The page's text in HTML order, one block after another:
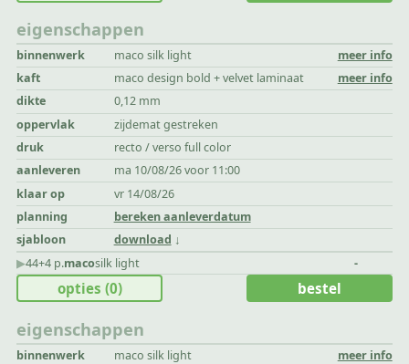
eigenschappen
binnenwerk maco silk light
meer info
kaft
maco design bold + velvet laminaat
meer info
dikte
0,12 mm
oppervlak
zijdemat gestreken
druk
recto / verso full color
aanleveren
ma 10/08/26 voor 11:00
klaar op
vr 14/08/26
planning
bereken aanleverdatum
sjabloon
download
▶︎44+4 p.macosilk light -
eigenschappen
binnenwerk maco silk light
meer info
opties (0) bestel